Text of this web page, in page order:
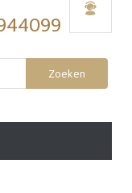
Zoeken